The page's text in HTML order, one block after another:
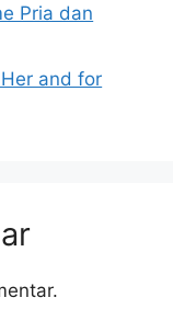
Pria dan
and for